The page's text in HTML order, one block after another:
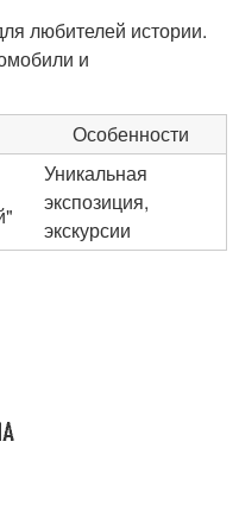
любителей истории.
и
Особенности
Уникальная
экспозиция,
экскурсии